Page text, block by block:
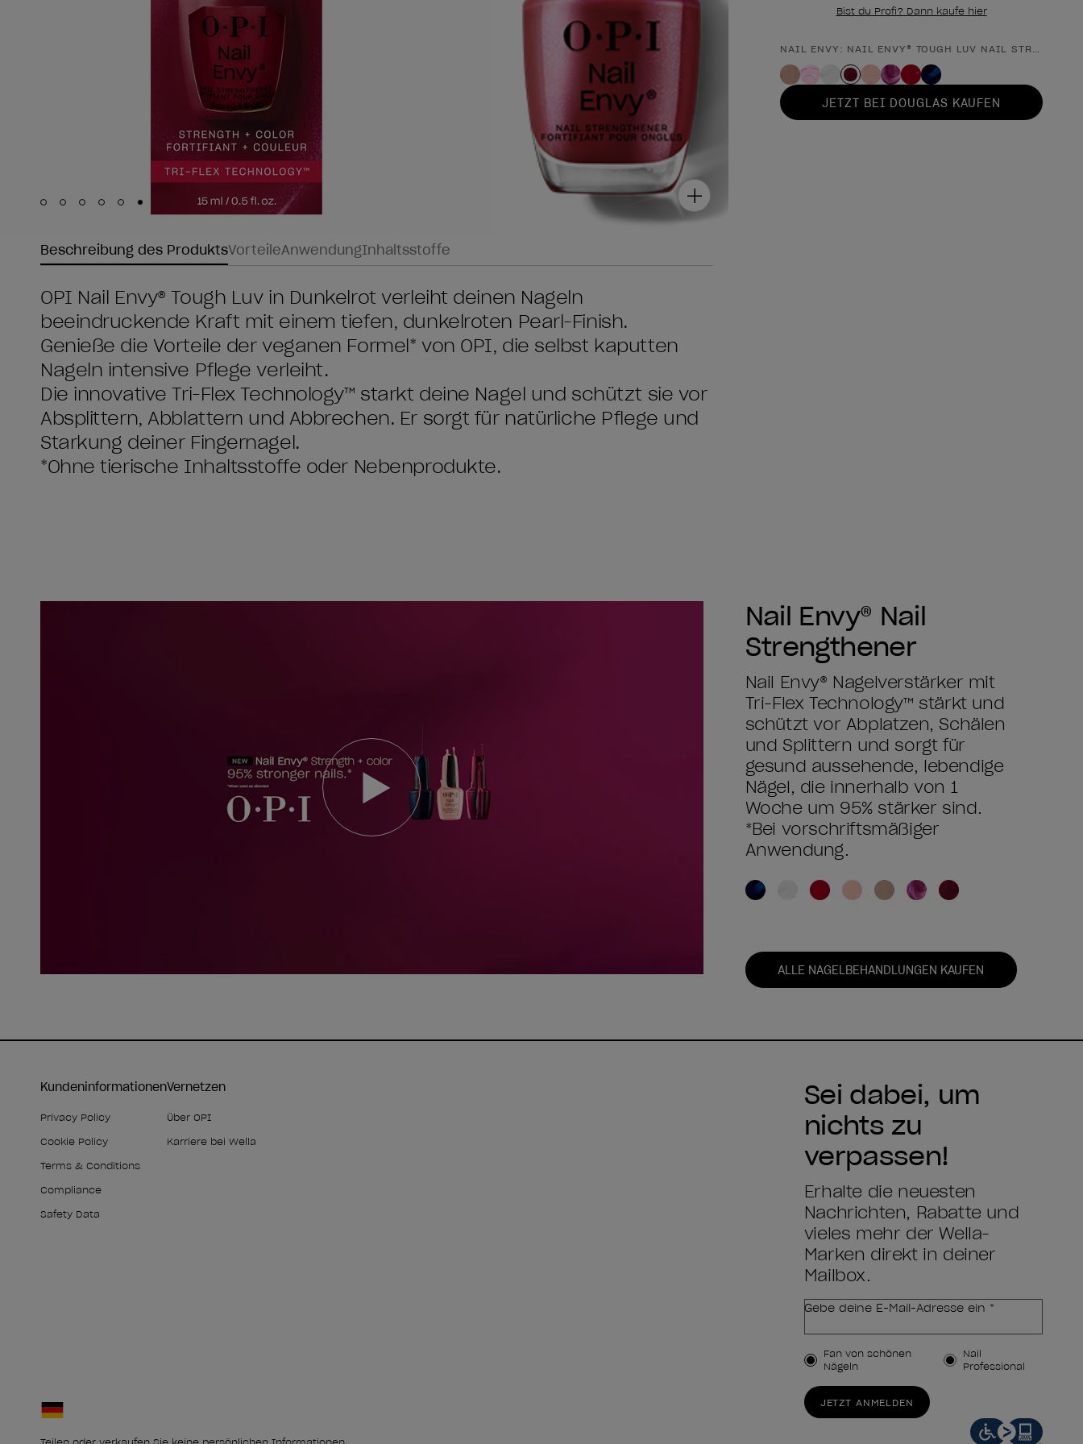
Skip to slide
Skip to slide
Skip to slide
Skip to slide
Skip to slide5
Skip to slide6
Bist du Profi? Dann kaufe hier
Form des Produkts
NAIL ENVY: NAIL ENVY® TOUGH LUV NAIL
JETZT BEI DOUGLAS KAUFEN
Beschreibung des ProduktsVorteileAnwendungInhaltsstoffe
OPI Nail Envy® Tough Luv in Dunkelrot verleiht deinen Nägeln
beeindruckende Kraft mit einem tiefen, dunkelroten Pearl-Finish.
Genieße die Vorteile der veganen Formel* von OPI, die selbst kaputten
Nägeln intensive Pflege verleiht.
Die innovative Tri-Flex Technology™ stärkt deine Nägel und schützt sie vor
Absplittern, Abblättern und Abbrechen. Er sorgt für natürliche Pflege und
Stärkung deiner Fingernägel.
*Ohne tierische Inhaltsstoffe oder Nebenprodukte.
Nail Envy® Nail
Strengthener
Nail Envy® Nagelverstärker mit
Tri-Flex Technology™ stärkt und
schützt vor Abplatzen, Schälen
und Splittern und sorgt für
gesund aussehende, lebendige
Nägel, die innerhalb von 1
Woche um 95% stärker sind.
*Bei vorschriftsmäßiger
Anwendung.
ALLE NAGELBEHANDLUNGEN KAUFEN
Kundeninformationen
Privacy Policy
Cookie Policy
Terms & Conditions
Compliance
Safety Data
Vernetzen
Über OPI
Karriere bei Wella
Sei dabei, um
nichts zu
verpassen!
Erhalte die neuesten
Nachrichten, Rabatte und
vieles mehr der Wella-
Marken direkt in deiner
Mailbox.
Gebe deine E-Mail-Adresse ein *
Kundenart
Fan von schönen
Nägeln
Nail
Professional
JETZT ANMELDEN